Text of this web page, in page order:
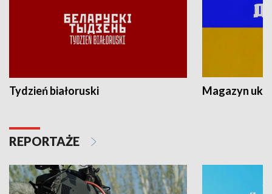
Tydzień białoruski Magazyn
REPORTAŻE